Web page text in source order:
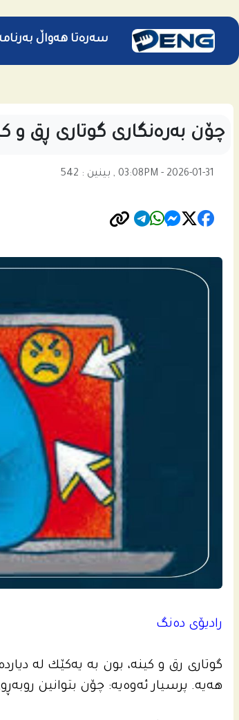
سەرەتا هەواڵ
چۆن بەرەنگاری گوتاری ڕق و
03:08PM - 2026-01-31 , بینین : 542
رادیۆی ده‌نگ
گوتارى رق و كینه‌، بون به‌ یه‌كێك له‌
هه‌یه‌. پرسیار ئه‌وه‌یه‌: چۆن بتوانین